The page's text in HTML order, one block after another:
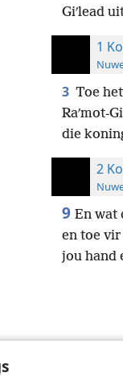
Giʹlead
1
3 Toe
Raʹmot-
die
2
9 En wat
en toe vir
jou hand